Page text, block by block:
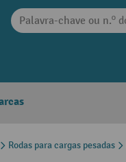
Rodas para cargas pesadas